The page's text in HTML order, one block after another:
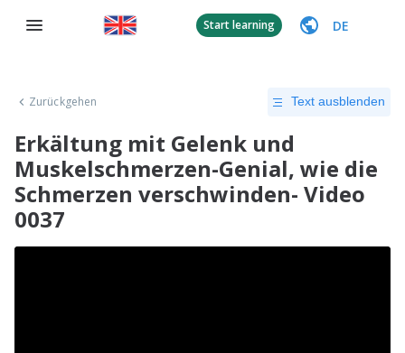
Start learning DE
Zurückgehen Text ausblenden
Erkältung mit Gelenk und
Muskelschmerzen-Genial, wie die
Schmerzen verschwinden- Video
0037